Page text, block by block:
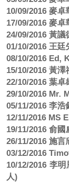
10/09/2016 麥
17/09/2016 麥
24/09/2016 黃
01/10/2016 王
08/10/2016 Ed,
15/10/2016 黃
22/10/2016 葉
29/10/2016 Mr.
05/11/2016 李
12/11/2016 MS
19/11/2016 俞
26/11/2016 施
03/12/2016
10/12/2016 李
人)